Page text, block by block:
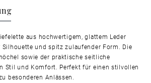
aus hochwertigem, glattem Leder
und spitz zulaufender Form. Die
sowie der praktische seitliche
Stil und Komfort. Perfekt für einen stilvollen
besonderen Anlässen.